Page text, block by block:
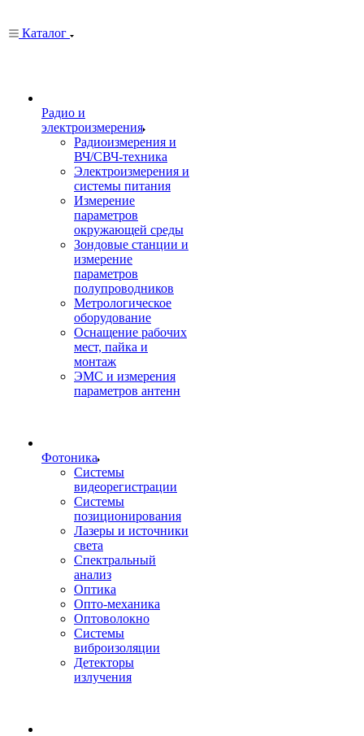
Каталог
Радио и
электроизмерения
Радиоизмерения и
ВЧ/СВЧ-техника
Электроизмерения и
системы питания
Измерение
параметров
окружающей среды
Зондовые станции и
измерение
параметров
полупроводников
Метрологическое
оборудование
Оснащение рабочих
мест, пайка и
монтаж
ЭМС и измерения
параметров антенн
Фотоника
Cистемы
видеорегистрации
Системы
позиционирования
Лазеры и источники
света
Спектральный
анализ
Оптика
Опто-механика
Оптоволокно
Системы
виброизоляции
Детекторы
излучения